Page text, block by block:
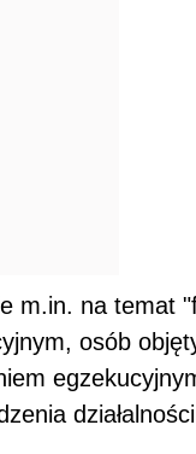
m.in. na temat
osób